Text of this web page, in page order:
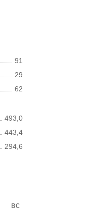
91
29
62
493,0
443,4
294,6
вс